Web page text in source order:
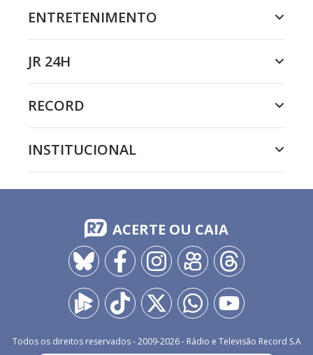
ENTRETENIMENTO
JR 24H
RECORD
INSTITUCIONAL
ACERTE OU CAIA
Todos os direitos reservados - 2009-2026- Rádio e Televisão Record S.A